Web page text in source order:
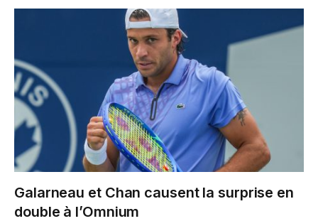
Galarneau et Chan causent la surprise en
double à l’Omnium